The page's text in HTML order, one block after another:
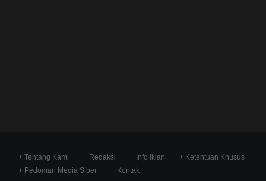
+ Tentang Kami + Redaksi + Info Iklan
+ Ketentuan Khusus
+ Pedoman Media Siber
+ Kontak